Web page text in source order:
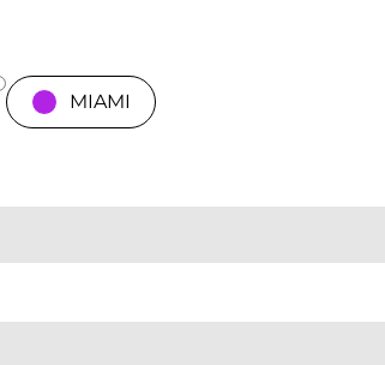
MIAMI